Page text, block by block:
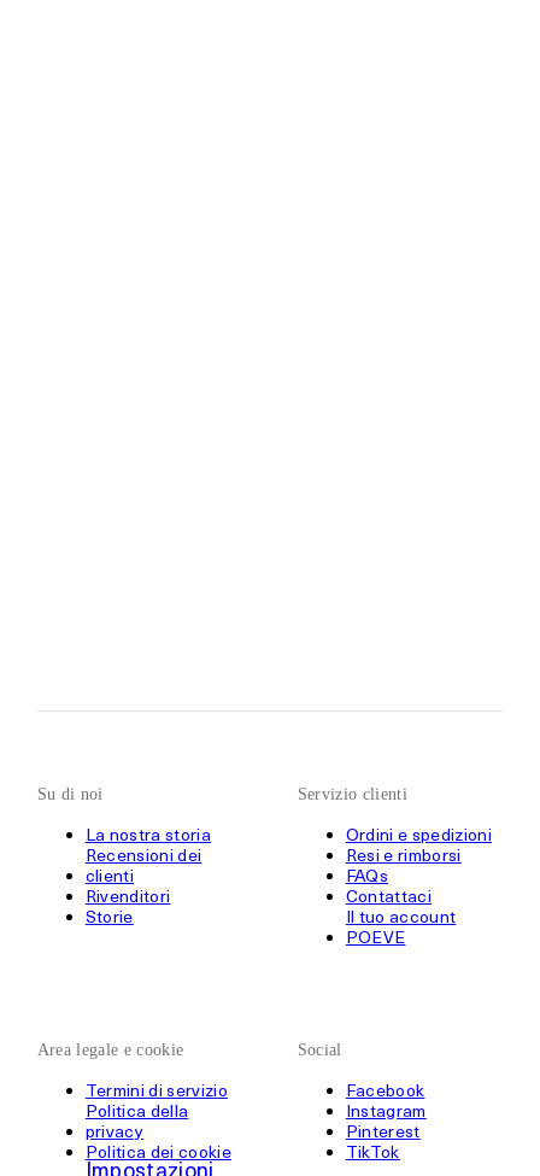
Su di noi
La nostra storia
Recensioni dei
clienti
Rivenditori
Storie
Servizio clienti
Ordini e spedizioni
Resi e rimborsi
FAQs
Contattaci
Il tuo account
POEVE
Area legale e cookie
Termini di servizio
Politica della
privacy
Politica dei cookie
Social
Facebook
Instagram
Pinterest
TikTok